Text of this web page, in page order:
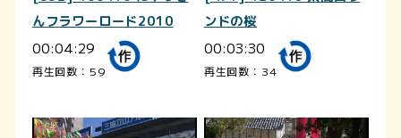
んフラワーロード2010
00:04:29
再生回数：59
ンドの桜
00:03:30
再生回数：34